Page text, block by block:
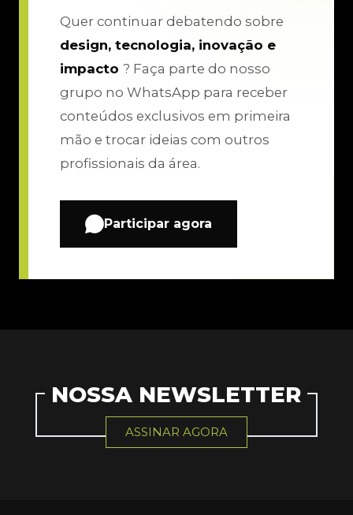
Quer continuar debatendo sobre
design, tecnologia, inovação e
impacto ? Faça parte do nosso
grupo no WhatsApp para receber
conteúdos exclusivos em primeira
mão e trocar ideias com outros
profissionais da área.
Participar agora
NOSSA NEWSLETTER
ASSINAR AGORA